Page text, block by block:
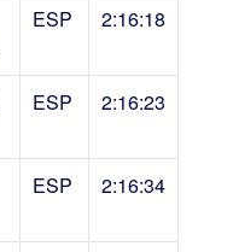
ESP 2:16:18
ESP 2:16:23
ESP 2:16:34